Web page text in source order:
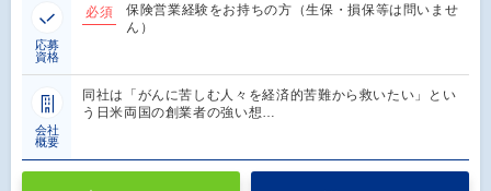
応募
資格
必須
保険営業経験をお持ちの方（生保・損保等は問いませ
ん）
会社
概要
同社は「がんに苦しむ人々を経済的苦難から救いたい」とい
う日米両国の創業者の強い想…